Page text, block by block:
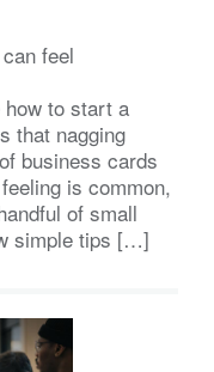
feel
how to start a
that nagging
business cards
is common,
of small
simple tips […]